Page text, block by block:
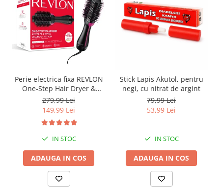
Perie electrica fixa REVLON
One-Step Hair Dryer &
Volumizer, RVDR5222E2,
pentru par mediu si lung
279,99 Lei
149,99 Lei
IN STOC
ADAUGA IN COS
Stick Lapis Akutol, pentru
negi, cu nitrat de argint
79,99 Lei
53,99 Lei
IN STOC
ADAUGA IN COS